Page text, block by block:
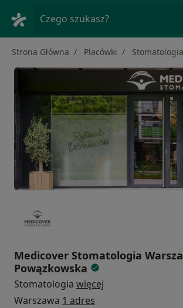
Czego szukasz?
Strona Główna Placówki Stomatologia
Medicover Stomatologia
Powązkowska
Stomatologia więcej
Warszawa 1 adres